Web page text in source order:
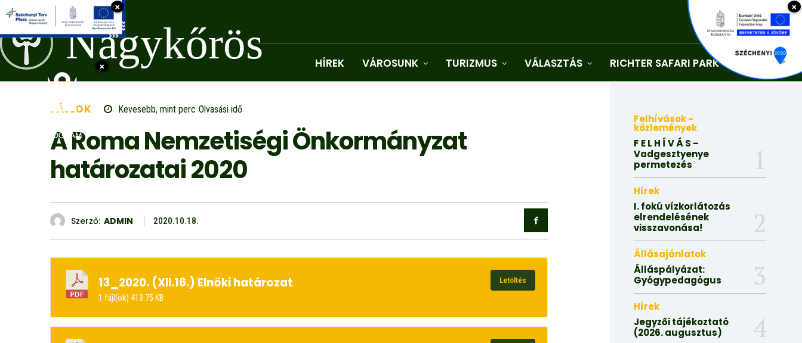
Nagykőrös HÍREK VÁROSUNK TURIZMUS VÁLASZTÁS RICHTER SAFARI PARK Kapcsolat
FÁJLOK Kevesebb, mint perc Olvasási idő
A Roma Nemzetiségi Önkormányzat
határozatai 2020
Szerző: ADMIN 2020.10.18.
13_2020. (XII.16.) Elnöki határozat
1 fájl(ok) 413.75 KB
Letöltés
Felhívások -
közlemények
F E L H Í V Á S –
Vadgesztyenye
permetezés
Hírek
I. fokú vízkorlátozás
elrendelésének
visszavonása!
Állásajánlatok
Álláspályázat:
Gyógypedagógus
Hírek
Jegyzői tájékoztató
(2026. augusztus)
×
×
×